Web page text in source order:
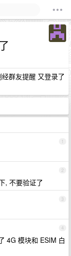
群友提醒 又登录了
1
2
, 不要验证了
3
4
4G 模块和 ESIM 白